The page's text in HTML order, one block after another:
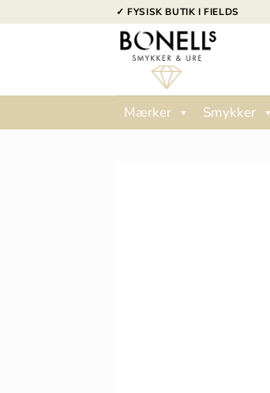
til
✓ FYSISK BUTIK I FIELDS
Mærker Smykker